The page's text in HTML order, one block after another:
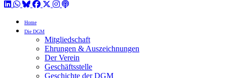
LinkedIn
WhatsApp
BlueSky
Facebook
X / Twitter
Instagram
Podcast
Home
Die DGM
Mitgliedschaft
Ehrungen & Auszeichnungen
Der Verein
Geschäftsstelle
Geschichte der DGM